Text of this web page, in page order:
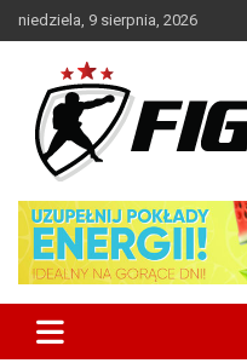
Skip
to
niedziela, 9 sierpnia, 2026
FIGHT24.PL